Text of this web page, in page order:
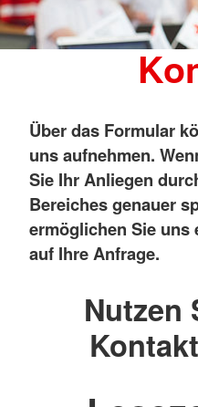
Über das Formular
uns aufnehmen.
Sie Ihr Anliegen
Bereiches genauer
ermöglichen Sie uns
auf Ihre Anfrage.
Nutzen